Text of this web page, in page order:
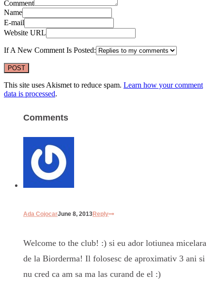
Comment
Name
E-mail
Website URL
If A New Comment Is Posted:
This site uses Akismet to reduce spam. Learn how your comment
data is processed.
Comments
Ada CojocarJune 8, 2013Reply
Welcome to the club! :) si eu ador lotiunea micelara
de la Biorderma! Il folosesc de aproximativ 3 ani si
nu cred ca am sa ma las curand de el :)